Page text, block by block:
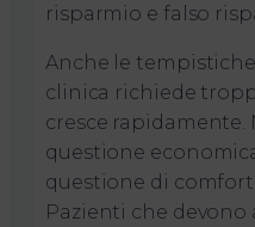
risparmio e falso
Anche le
clinica richiede
cresce rapidamente.
questione
questione di
Pazienti che